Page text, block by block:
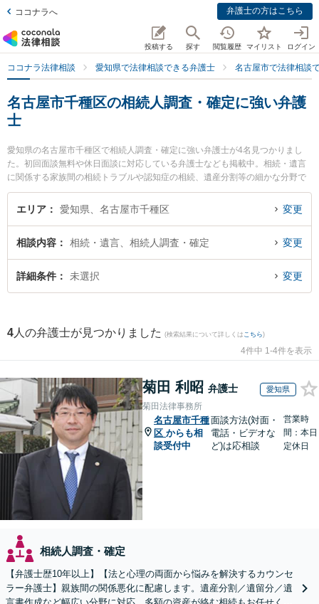
ココナラへ 弁護士の方はこちら
投稿する 探す 閲覧履歴 マイリスト ログイン
ココナラ法律相談 愛知県で法律相談できる弁護士 名古屋市で法律相談
名古屋市千種区の相続人調査・確定に強い弁護
士
愛知県の名古屋市千種区で相続人調査・確定に強い弁護士が4名見つかりまし
た。初回面談無料や休日面談に対応している弁護士なども掲載中。相続・遺言
に関係する家族間の相続トラブルや認知症の相続、遺産分割等の細かな分野で
の絞り込み検索もでき便利です。特によつば法律事務所の鈴木 隆史弁護士や星
ヶ丘法律事務所の宮城 佳典弁護士、弁護士法人名古屋北法律事務所 ちくさ事務
ルを今すぐに弁護士に相談したい』『相続人調査・確定のトラブル解決の実績
豊富な近くの弁護士を検索したい』『初回相談無料で相続人調査・確定を法律
相談できる名古屋市千種区内の弁護士に相談予約したい』などでお困りの相談
エリア 愛知県、名古屋市千種区 変更
相談内容 相続・遺言、相続人調査・確定 変更
詳細条件 未選択 変更
4 人の弁護士が見つかりました (検索結果について詳しくは こちら)
4件中 1-4件を表示
菊田 利昭 弁護士 愛知県
菊田法律事務所
名古屋市千種
区 からも相
談受付中
面談方法(対面・
電話・ビデオな
ど)は応相談
営業時
間：本日
定休日
相続人調査・確定
【弁護士歴10年以上】【法と心理の両面から悩みを解決するカウンセ
ラー弁護士】親族間の関係悪化に配慮します。遺産分割／遺留分／遺